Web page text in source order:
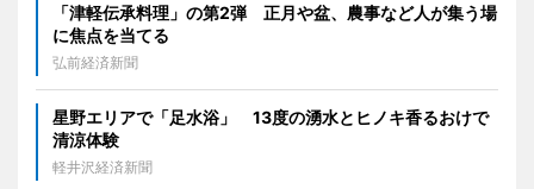
「津軽伝承料理」の第2弾 正月や盆、農事など人が集う場
に焦点を当てる
弘前経済新聞
星野エリアで「足水浴」 13度の湧水とヒノキ香るおけで
清涼体験
軽井沢経済新聞